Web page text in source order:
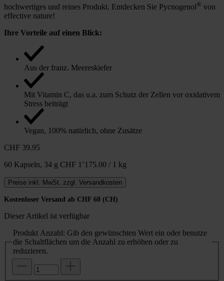
hochwertiges und reines Produkt. Entdecken Sie Pycnogenol® von
effective nature!
Ihre Vorteile auf einen Blick:
Aus der franz. Meereskiefer
Mit Vitamin C, das u.a. zum Schutz der Zellen vor oxidativem
Stress beiträgt
Vegan, 100% natürlich, ohne Zusätze
CHF 39.95
60 Kapseln, 34 g CHF 1’175.00 / 1 kg
Preise inkl. MwSt. zzgl. Versandkosten
Kostenloser Versand ab CHF 60 (CH)
Dieser Artikel ist verfügbar
Produkt Anzahl: Gib den gewünschten Wert ein oder benutze
die Schaltflächen um die Anzahl zu erhöhen oder zu
reduzieren.